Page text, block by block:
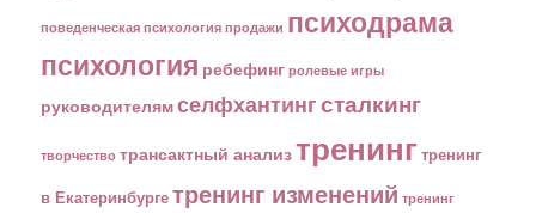
поведенческая психология продажи психодрама
психология ребефинг ролевые игры
руководителямселфхантингсталкинг
творчество трансактный анализтренинг тренинг
в Екатеринбургетренинг изменений тренинг